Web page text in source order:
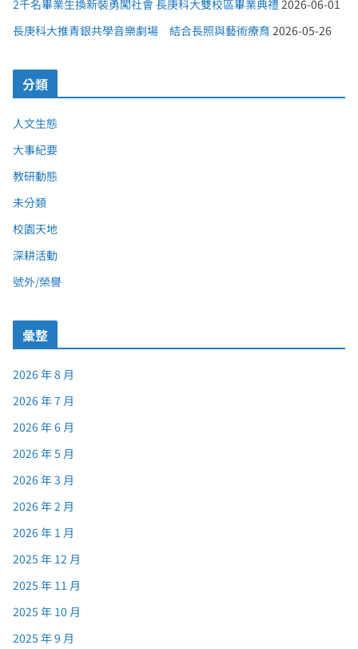
2千名畢業生換新裝勇闖社會 長庚科大雙校區畢業典禮2026-06-01
長庚科大推青銀共學音樂劇場 結合長照與藝術療育 2026-05-26
分類
人文生態
大事紀要
教研動態
未分類
校園天地
深耕活動
號外/榮譽
彙整
2026 年 8 月
2026 年 7 月
2026 年 6 月
2026 年 5 月
2026 年 3 月
2026 年 2 月
2026 年 1 月
2025 年 12 月
2025 年 11 月
2025 年 10 月
2025 年 9 月